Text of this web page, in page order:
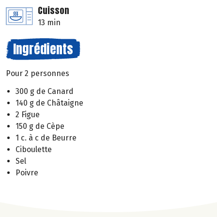
Cuisson
13 min
Ingrédients
Pour 2 personnes
300 g de Canard
140 g de Châtaigne
2 Figue
150 g de Cèpe
1 c. à c de Beurre
Ciboulette
Sel
Poivre